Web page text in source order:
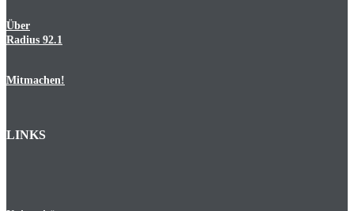
Über
Radius 92.1
Mitmachen!
LINKS